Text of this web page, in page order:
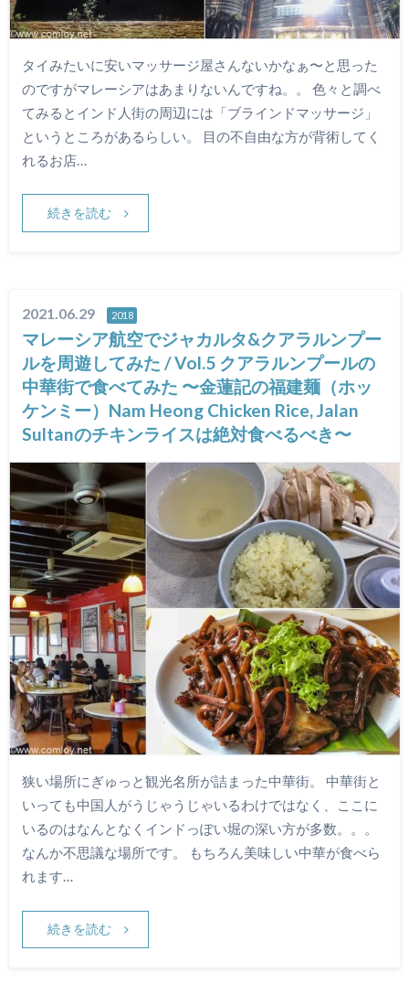
タイみたいに安いマッサージ屋さんないかなぁ〜と思った
のですがマレーシアはあまりないんですね。。 色々と調べ
てみるとインド人街の周辺には「ブラインドマッサージ」
というところがあるらしい。 目の不自由な方が背術してく
れるお店…
続きを読む
2021.06.29 2018
マレーシア航空でジャカルタ&クアラルンプー
ルを周遊してみた / Vol.5 クアラルンプールの
中華街で食べてみた 〜金蓮記の福建麺（ホッ
ケンミー）Nam Heong Chicken Rice, Jalan
Sultanのチキンライスは絶対食べるべき〜
狭い場所にぎゅっと観光名所が詰まった中華街。 中華街と
いっても中国人がうじゃうじゃいるわけではなく、ここに
いるのはなんとなくインドっぽい堀の深い方が多数。。。
なんか不思議な場所です。 もちろん美味しい中華が食べら
れます…
続きを読む